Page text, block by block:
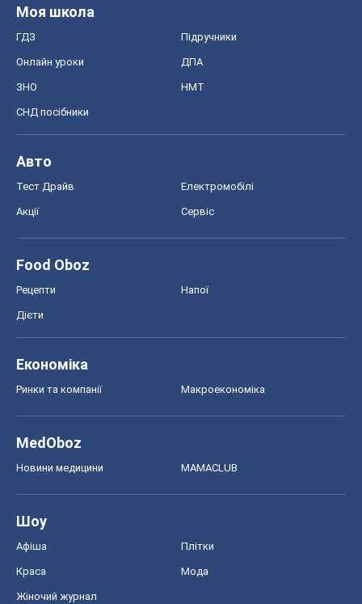
Моя школа
ГДЗ Підручники
Онлайн уроки ДПА
ЗНО НМТ
СНД посібники
Авто
Тест Драйв Електромобілі
Акції Сервіс
Food Oboz
Рецепти Напої
Дієти
Економіка
Ринки та компанії Макроекономіка
MedOboz
Новини медицини MAMACLUB
Шоу
Афіша Плітки
Краса Мода
Жіночий журнал